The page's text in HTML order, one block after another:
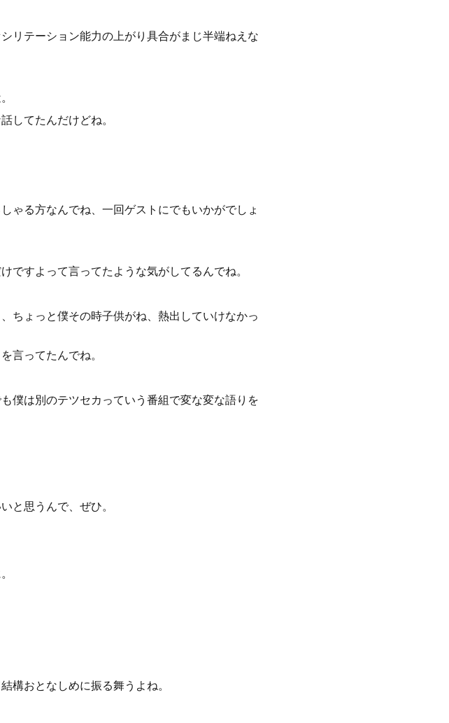
リテーション能力の上がり具合がまじ半端ねえな
してたんだけどね。
ゃる方なんでね、一回ゲストにでもいかがでしょ
ですよって言ってたような気がしてるんでね。
ちょっと僕その時子供がね、熱出していけなかっ
言ってたんでね。
僕は別のテツセカっていう番組で変な変な語りを
と思うんで、ぜひ。
構おとなしめに振る舞うよね。